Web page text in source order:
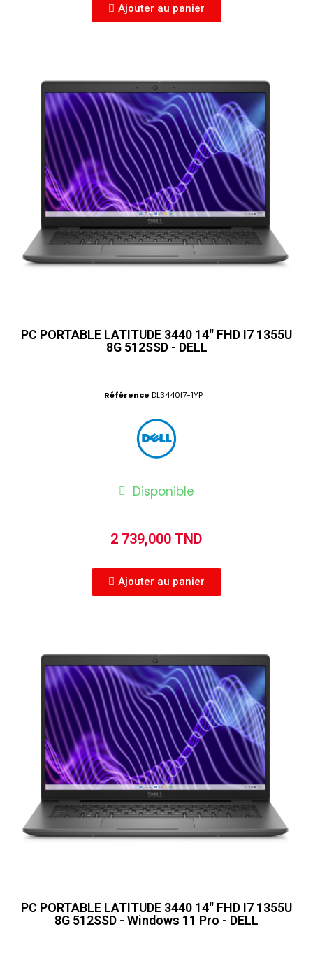
Ajouter au panier
PC PORTABLE LATITUDE 3440 14'' FHD I7 1355U
8G 512SSD - DELL
Référence DL3440I7-1YP
Disponible
2 739,000 TND
Ajouter au panier
PC PORTABLE LATITUDE 3440 14'' FHD I7 1355U
8G 512SSD - Windows 11 Pro - DELL